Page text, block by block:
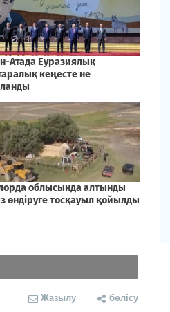
Жазылу бөлісу